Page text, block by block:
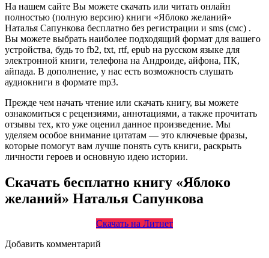
На нашем сайте Вы можете скачать или читать онлайн
полностью (полную версию) книги «Яблоко желаний»
Наталья Сапункова бесплатно без регистрации и sms (смс) .
Вы можете выбрать наиболее подходящий формат для вашего
устройства, будь то fb2, txt, rtf, epub на русском языке для
электронной книги, телефона на Андроиде, айфона, ПК,
айпада. В дополнение, у нас есть возможность слушать
аудиокниги в формате mp3.
Прежде чем начать чтение или скачать книгу, вы можете
ознакомиться с рецензиями, аннотациями, а также прочитать
отзывы тех, кто уже оценил данное произведение. Мы
уделяем особое внимание цитатам — это ключевые фразы,
которые помогут вам лучше понять суть книги, раскрыть
личности героев и основную идею истории.
Скачать бесплатно книгу «Яблоко
желаний» Наталья Сапункова
Скачать на Литнет
Добавить комментарий